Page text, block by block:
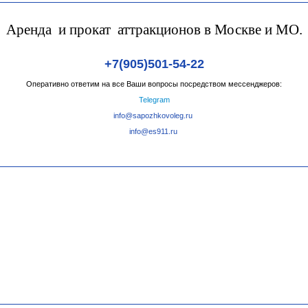
Аренда и прокат аттракционов в Москве и МО.
+7(905)501-54-22
Оперативно ответим на все Ваши вопросы посредством мессенджеров:
Telegram
info@sapozhkovoleg.ru
info@es911.ru